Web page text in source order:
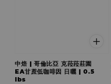
中焙 | 哥倫比亞 克菈菈莊園
EA甘蔗低咖啡因 日曬 | 0.5
lbs